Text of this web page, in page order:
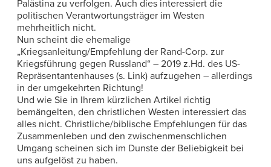
Palästina zu verfolgen. Auch dies interessiert die
politischen Verantwortungsträger im Westen
mehrheitlich nicht.
Nun scheint die ehemalige
„Kriegsanleitung/Empfehlung der Rand-Corp. zur
Kriegsführung gegen Russland“ – 2019 z.Hd. des US-
Repräsentantenhauses (s. Link) aufzugehen – allerdings
in der umgekehrten Richtung!
Und wie Sie in Ihrem kürzlichen Artikel richtig
bemängelten, den christlichen Westen interessiert das
alles nicht. Christliche/biblische Empfehlungen für das
Zusammenleben und den zwischenmenschlichen
Umgang scheinen sich im Dunste der Beliebigkeit bei
uns aufgelöst zu haben.